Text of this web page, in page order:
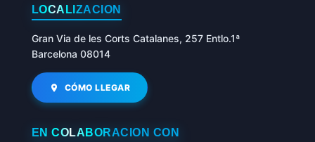
LOCALIZACIÓN
Gran Via de les Corts Catalanes, 257 Entlo.1ª
Barcelona 08014
CÓMO LLEGAR
EN COLABORACIÓN CON